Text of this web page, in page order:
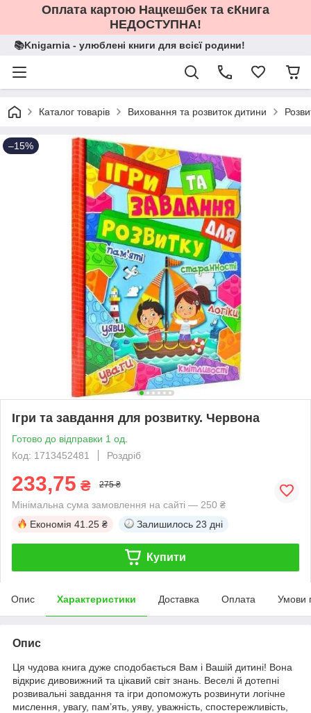
Оплата картою Нацкешбек та єКнига
НЕДОСТУПНА!
📚Knigarnia - улюблені книги для всієї родини!
Каталог товарів Виховання та розвиток дитини
–15%
Ігри та завдання для розвитку. Червона
Готово до відправки 1 од.
Код: 1713452481
Роздріб
233,75 ₴ 275 ₴
Мінімальна сума замовлення на сайті — 250 ₴
Економія 41.25 ₴ Залишилось 23 дні
Купити
Опис Характеристики Доставка Оплата Умови
Опис
Ця чудова книга дуже сподобається Вам і Вашій дитині! Вона
відкриє дивовижний та цікавий світ знань. Веселі й дотепні
розвивальні завдання та ігри допоможуть розвинути логічне
мислення, увагу, пам’ять, уяву, уважність, спостережливість,